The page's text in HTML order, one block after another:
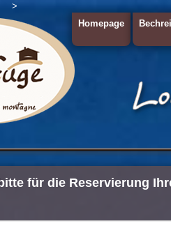
>
Homepage
für die Reservierung